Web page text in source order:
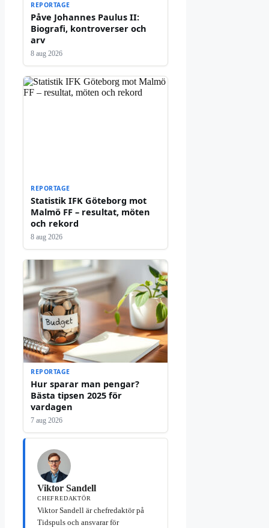
REPORTAGE
Påve Johannes Paulus II:
Biografi, kontroverser och
arv
8 aug 2026
REPORTAGE
Statistik IFK Göteborg mot
Malmö FF – resultat, möten
och rekord
8 aug 2026
REPORTAGE
Hur sparar man pengar?
Bästa tipsen 2025 för
vardagen
7 aug 2026
Viktor Sandell
CHEFREDAKTÖR
Viktor Sandell är chefredaktör på
Tidspuls och ansvarar för